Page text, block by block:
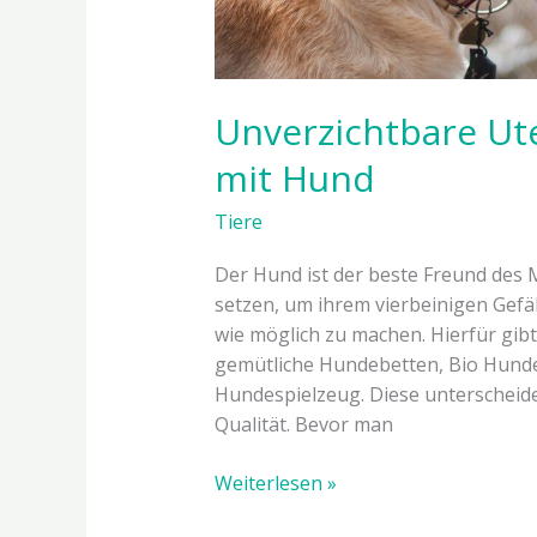
Unverzichtbare
mit Hund
Tiere
Der Hund ist der beste Freund des
setzen, um ihrem vierbeinigen
wie möglich zu machen. Hierfür
gemütliche Hundebetten, Bio
Hundespielzeug. Diese
Qualität. Bevor man
Weiterlesen »